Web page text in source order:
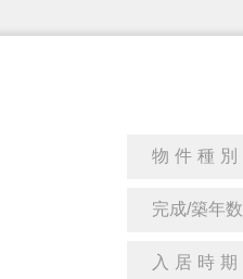
物件種別
完成/築年数
入居時期